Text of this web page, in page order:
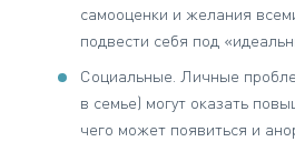
самооценки и желания
подвести себя под
Социальные. Личные
в семье) могут оказать
чего может появиться и